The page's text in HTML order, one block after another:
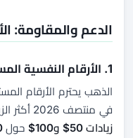
الدعم والمقاومة:
1. الأرقام النفسية المستديرة
الذهب يحترم الأرقام
في منتصف 2026 أكثر الزيادات مراقبة قرب السعر الحي غالباً
زيادات 50$ و100$
حول